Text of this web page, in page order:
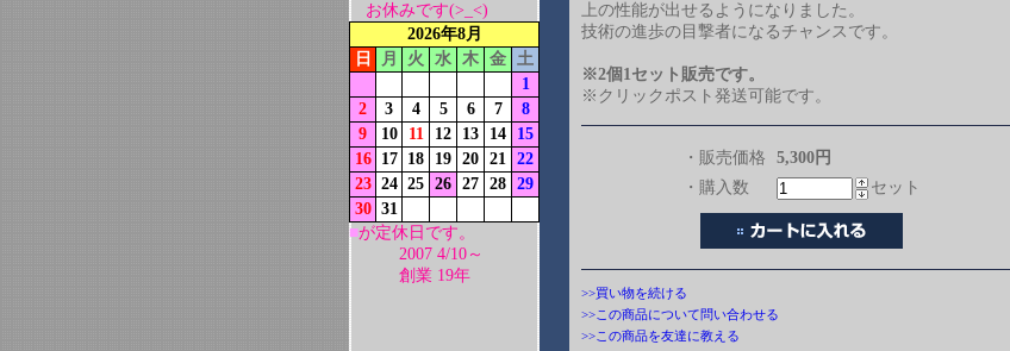
お休みです(>_<)
2026年8月
日
月 火 水 木 金 土
1
2
3 4 5 6 7
8
9
10 11 12 13 14
15
16
17 18 19 20 21 22
23 24 25 26 27 28 29
30 31
■が定休日です。
2007 4/10～
創業 19年
上の性能が出せるようになりました。
技術の進歩の目撃者になるチャンスです。
※2個1セット販売です。
※クリックポスト発送可能です。
・販売価格
5,300円
・購入数
セット
>>買い物を続ける
>>この商品について問い合わせる
>>この商品を友達に教える